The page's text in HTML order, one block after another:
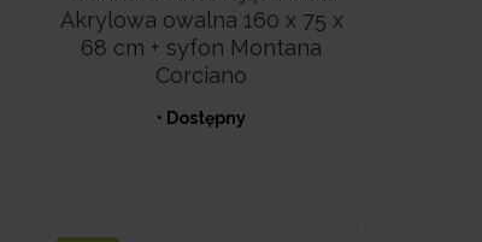
Akrylowa owalna 160 x 75 x
68 cm + syfon Montana
Corciano
• Dostępny